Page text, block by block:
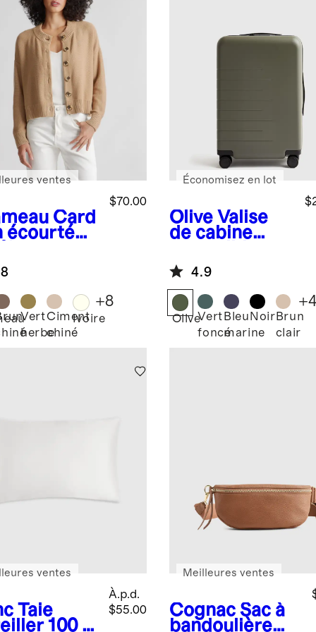
Card
écourté
$70.00
ventes
Vert
herbe
Ciment
chiné
Ivoire
+8
Olive Valise
de cabine
Économisez en lot
4.9
OliveVert
foncé
Bleu
marine
Noir Brun
clair
+
Taie
100 %
À.p.d.
$55.00
ventes
Cognac Sac à
bandoulière
Meilleures ventes